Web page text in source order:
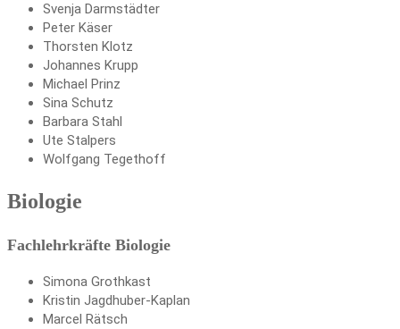
Svenja Darmstädter
Peter Käser
Thorsten Klotz
Johannes Krupp
Michael Prinz
Sina Schutz
Barbara Stahl
Ute Stalpers
Wolfgang Tegethoff
Biologie
Fachlehrkräfte Biologie
Simona Grothkast
Kristin Jagdhuber-Kaplan
Marcel Rätsch